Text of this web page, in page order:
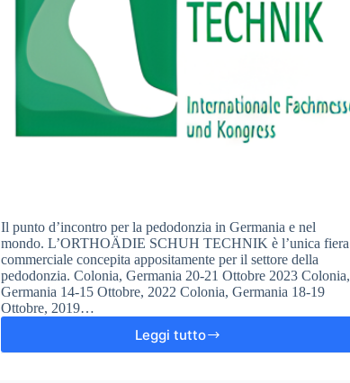
Il punto d’incontro per la pedodonzia in Germania e nel
mondo. L’ORTHOÄDIE SCHUH TECHNIK è l’unica fiera
commerciale concepita appositamente per il settore della
pedodonzia. Colonia, Germania 20-21 Ottobre 2023 Colonia,
Germania 14-15 Ottobre, 2022 Colonia, Germania 18-19
Ottobre, 2019…
Leggi tutto
OST
–